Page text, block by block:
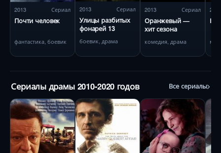
2013 Сериал
Почти человек
фантастика, боевик
2013 Сериал
Улицы разбитых
фонарей 13
боевик, драма
2013 Сериал
Оранжевый —
хит сезона
комедия, драма
2013
Сериалы драмы 2010-2020 годов Все сериалы